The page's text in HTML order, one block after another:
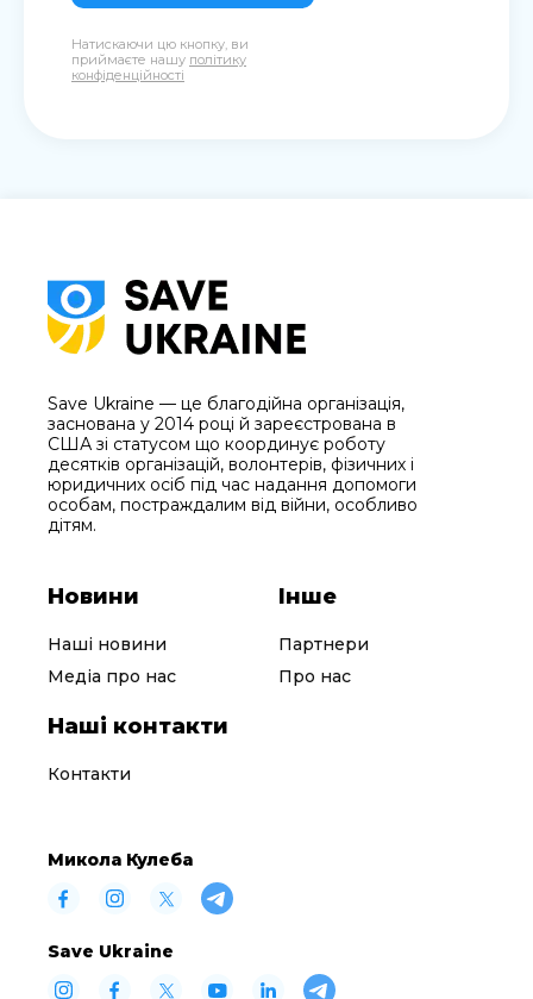
Натискаючи цю кнопку, ви
приймаєте нашу політику
конфіденційності
Save Ukraine — це благодійна організація,
заснована у 2014 році й зареєстрована в
США зі статусом що координує роботу
десятків організацій, волонтерів, фізичних і
юридичних осіб під час надання допомоги
особам, постраждалим від війни, особливо
дітям.
Новини
Наші новини
Медіа про нас
Інше
Партнери
Про нас
Наші контакти
Контакти
Микола Кулеба
Save Ukraine